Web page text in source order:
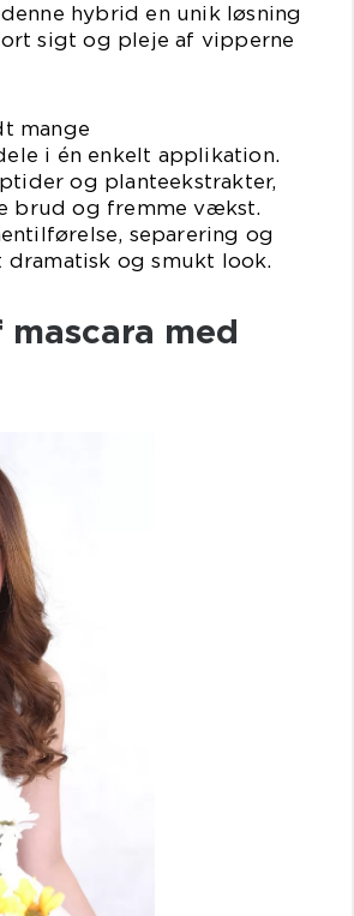
hybrid en unik løsning
sigt og pleje af vipperne
mange
i én enkelt applikation.
og planteekstrakter,
brud og fremme vækst.
separering og
og smukt look.
med